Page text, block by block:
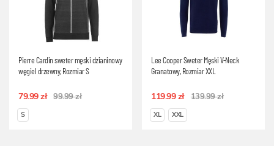
Pierre Cardin sweter męski dzianinowy
węgiel drzewny, Rozmiar S
79.99 zł 99.99 zł
S
Lee Cooper Sweter Męski V-Neck
Granatowy, Rozmiar XXL
119.99 zł 139.99 zł
XL XXL